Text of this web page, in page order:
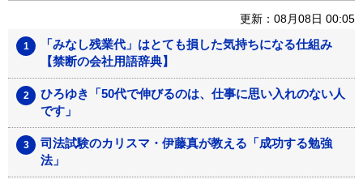
更新：08月08日 00:05
「みなし残業代」はとても損した気持ちになる仕組み
【禁断の会社用語辞典】
ひろゆき「50代で伸びるのは、仕事に思い入れのない人
です」
司法試験のカリスマ・伊藤真が教える「成功する勉強
法」